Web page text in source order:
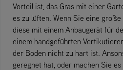
Vorteil ist, das Gras mit einer
es zu lüften. Wenn Sie eine
diese mit einem Anbaugerät für
einem handgeführten
der Boden nicht zu hart ist.
geregnet hat, oder machen Sie